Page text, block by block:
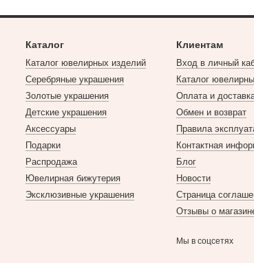
Каталог
Каталог ювелирных изделий
Серебряные украшения
Золотые украшения
Детские украшения
Аксессуары
Подарки
Распродажа
Ювелирная бижутерия
Эксклюзивные украшения
Клиентам
Вход в личный
Каталог
Оплата и
Обмен и возврат
Правила
Контактная
Блог
Новости
Страница
Отзывы о
Мы в соцсетях